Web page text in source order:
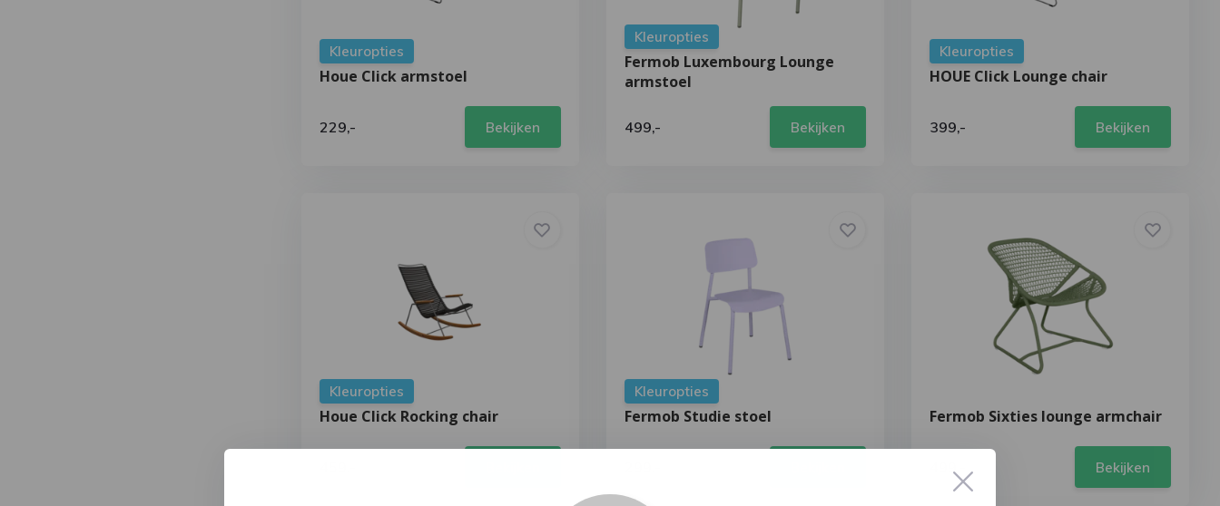
Kleuropties
Houe Click armstoel
229,- Bekijken
Kleuropties
Fermob Luxembourg Lounge
armstoel
499,- Bekijken
Kleuropties
HOUE Click Lounge chair
399,- Bekijken
Kleuropties
Houe Click Rocking chair
Kleuropties
Fermob Studie stoel Fermob Sixties lounge armchair
499,- Bekijken